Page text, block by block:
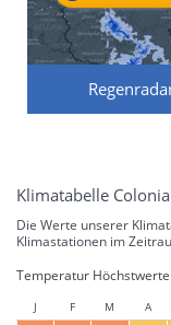
Klimatabelle
Die Werte unserer
Klimastationen im
Temperatur Höchstwerte
J F M A